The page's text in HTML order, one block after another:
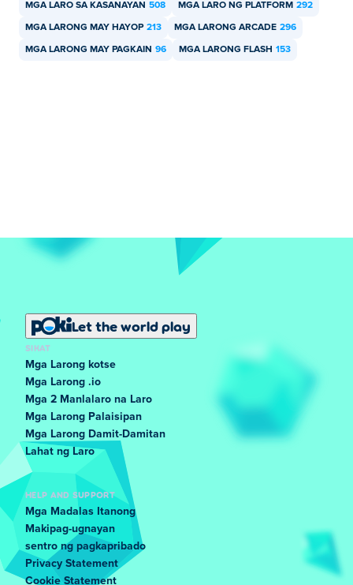
MGA LARO SA KASANAYAN 508 MGA LARO NG PLATFORM 292
MGA LARONG MAY HAYOP 213 MGA LARONG ARCADE 296
MGA LARONG MAY PAGKAIN 96 MGA LARONG FLASH 153
Let the world play
SIKAT
Mga Larong kotse
Mga Larong .io
Mga 2 Manlalaro na Laro
Mga Larong Palaisipan
Mga Larong Damit-Damitan
Lahat ng Laro
HELP AND SUPPORT
Mga Madalas Itanong
Makipag-ugnayan
sentro ng pagkapribado
Privacy Statement
Cookie Statement